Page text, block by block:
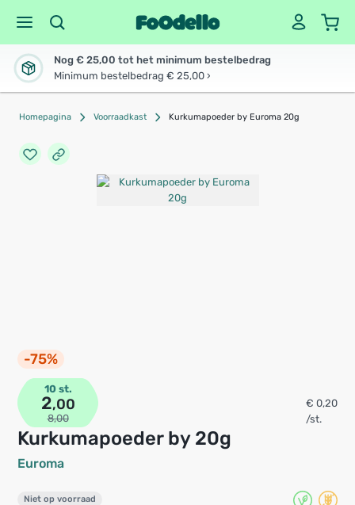
Nog € 25,00 tot het minimum bestelbedrag
Minimum bestelbedrag € 25,00 ›
Homepagina Voorraadkast Kurkumapoeder by Euroma 20g
-75%
Kurkumapoeder by 20g
Euroma
10 st.
2,00
8,00
€ 0,20
/st.
Niet op voorraad